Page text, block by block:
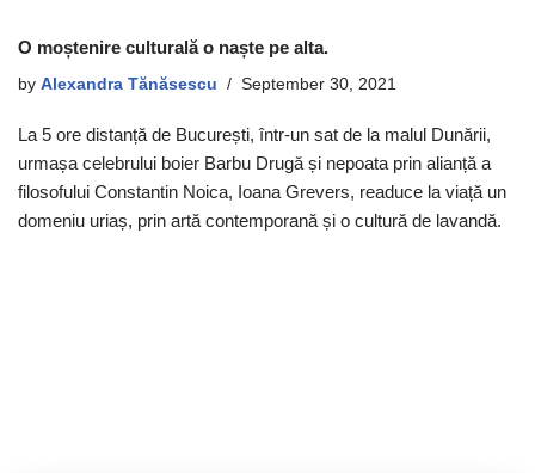
O moștenire culturală o naște pe alta.
by Alexandra Tănăsescu September 30, 2021
La 5 ore distanță de București, într-un sat de la malul Dunării,
urmașa celebrului boier Barbu Drugă și nepoata prin alianță a
filosofului Constantin Noica, Ioana Grevers, readuce la viață un
domeniu uriaș, prin artă contemporană și o cultură de lavandă.